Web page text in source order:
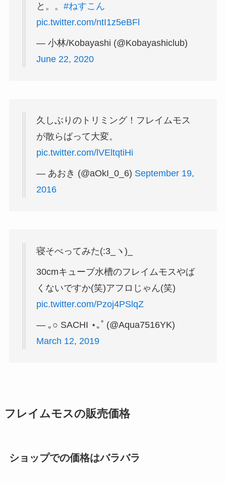
と。。 #ねすこん
pic.twitter.com/ntI1z5eBFl
— 小林/Kobayashi (@Kobayashiclub)
June 22, 2020
久しぶりのトリミング！フレイムモス
が散らばって大変。
pic.twitter.com/lVEltqtiHi
— あおき (@aOkI_0_6) September 19,
2016
寝そべってみた(:3_ヽ)_
30cmキューブ水槽のフレイムモスやば
くないですか(笑)アフロじゃん(笑)
pic.twitter.com/Pzoj4PSlqZ
— ｡○ SACHI ⋆｡˚ (@Aqua7516YK)
March 12, 2019
フレイムモスの販売価格
ショップでの価格はバラバラ